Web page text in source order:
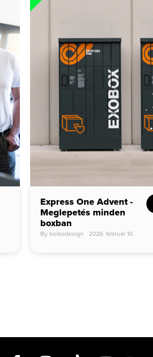
Express One Advent -
Meglepetés minden
boxban
By bolkodesign 2026. február 10.